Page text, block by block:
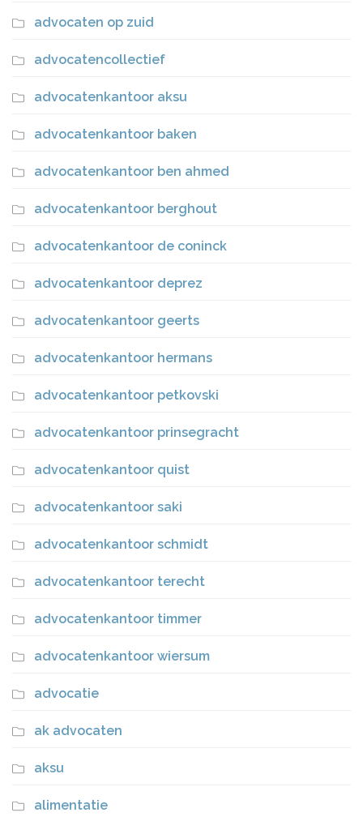
advocaten op zuid
advocatencollectief
advocatenkantoor aksu
advocatenkantoor baken
advocatenkantoor ben ahmed
advocatenkantoor berghout
advocatenkantoor de coninck
advocatenkantoor deprez
advocatenkantoor geerts
advocatenkantoor hermans
advocatenkantoor petkovski
advocatenkantoor prinsegracht
advocatenkantoor quist
advocatenkantoor saki
advocatenkantoor schmidt
advocatenkantoor terecht
advocatenkantoor timmer
advocatenkantoor wiersum
advocatie
ak advocaten
aksu
alimentatie